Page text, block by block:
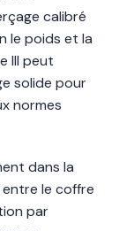
calibré
le poids et la
III peut
solide pour
normes
dans la
le coffre
par